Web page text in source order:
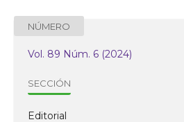
NÚMERO
Vol. 89 Núm. 6 (2024)
SECCIÓN
Editorial